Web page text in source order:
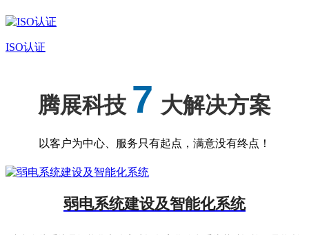
ISO认证
腾展科技 7 大解决方案
以客户为中心、服务只有起点，满意没有终点！
弱电系统建设及智能化系统